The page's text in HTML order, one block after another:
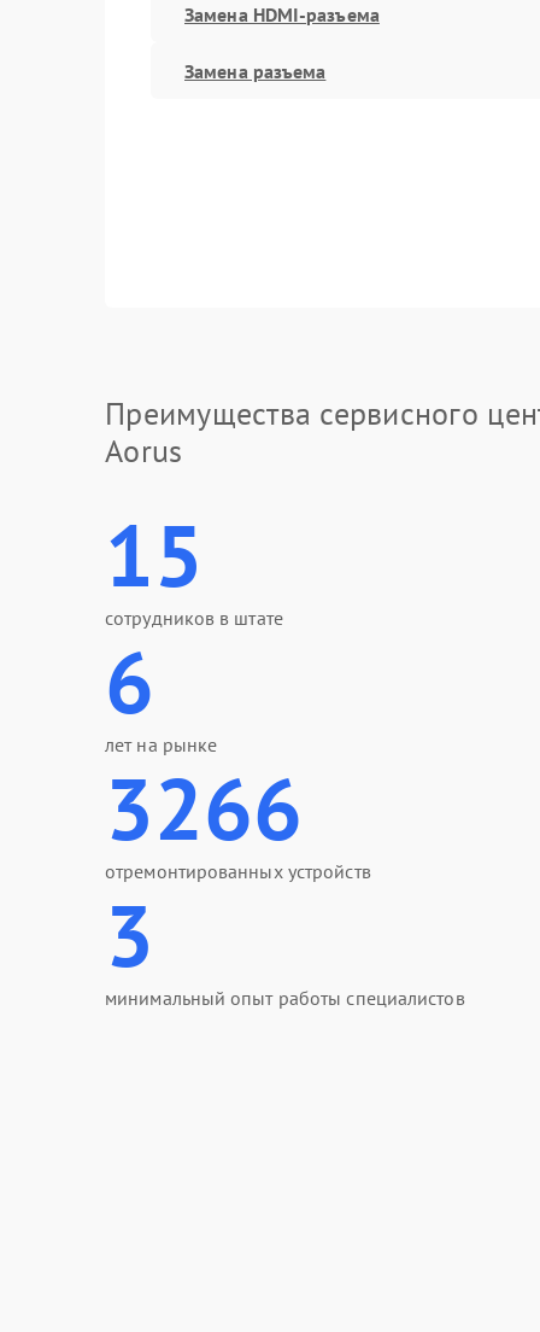
Замена HDMI-разъема
Замена разъема
Преимущества сервисного
Aorus
15
сотрудников в штате
6
лет на рынке
3266
отремонтированных устройств
3
минимальный опыт работы специалистов